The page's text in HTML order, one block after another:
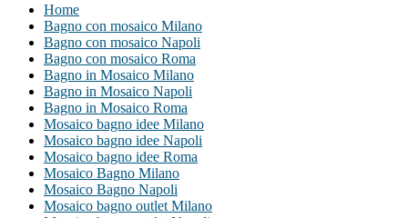
Home
Bagno con mosaico Milano
Bagno con mosaico Napoli
Bagno con mosaico Roma
Bagno in Mosaico Milano
Bagno in Mosaico Napoli
Bagno in Mosaico Roma
Mosaico bagno idee Milano
Mosaico bagno idee Napoli
Mosaico bagno idee Roma
Mosaico Bagno Milano
Mosaico Bagno Napoli
Mosaico bagno outlet Milano